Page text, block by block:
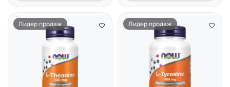
Лидер продаж Лидер продаж